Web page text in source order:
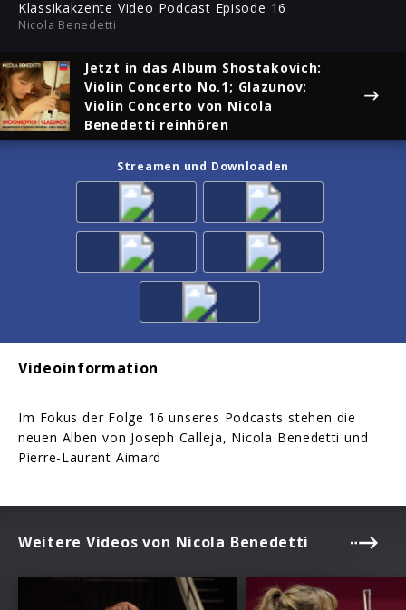
Klassikakzente Video Podcast Episode 16
Nicola Benedetti
Jetzt in das Album Shostakovich:
Violin Concerto No.1; Glazunov:
Violin Concerto von Nicola
Benedetti reinhören
Streamen und Downloaden
Videoinformation
Im Fokus der Folge 16 unseres Podcasts stehen die
neuen Alben von Joseph Calleja, Nicola Benedetti und
Pierre-Laurent Aimard
Weitere Videos von Nicola Benedetti